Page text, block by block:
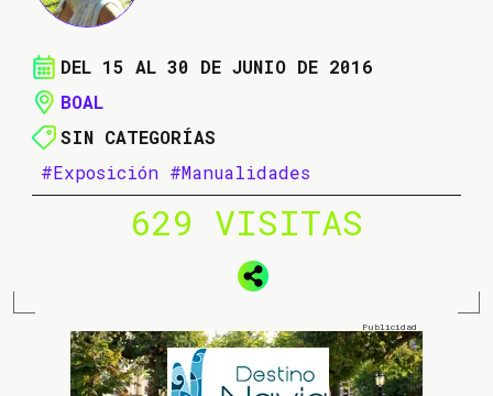
DEL 15 AL 30 DE JUNIO DE 2016
BOAL
SIN CATEGORÍAS
#Exposición #Manualidades
629 VISITAS